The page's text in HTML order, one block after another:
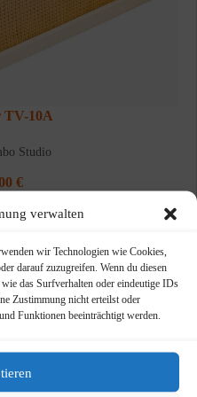
verwalten
wir Technologien wie Cookies,
darauf zuzugreifen. Wenn du diesen
das Surfverhalten oder eindeutige IDs
Zustimmung nicht erteilst oder
Funktionen beeinträchtigt werden.
TV-10A
Studio
€